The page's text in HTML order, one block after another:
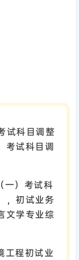
试科目调整
考试科目调
）考试科
，初试业务
文学专业综
程初试业